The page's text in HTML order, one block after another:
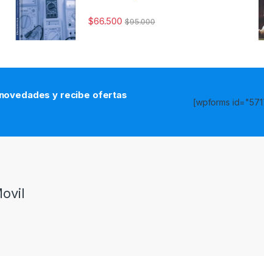
$66.500 $95.000
novedades y recibe ofertas
[wpforms